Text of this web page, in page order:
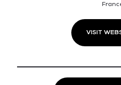
VISIT